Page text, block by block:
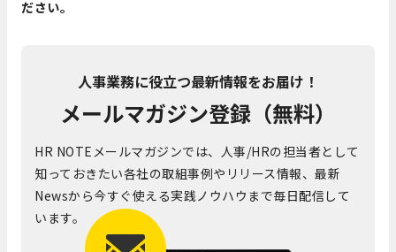
ださい。
人事業務に役立つ最新情報をお届け！
メールマガジン登録（無料）
HR NOTEメールマガジンでは、人事/HRの担当者として
知っておきたい各社の取組事例やリリース情報、最新
Newsから今すぐ使える実践ノウハウまで毎日配信して
います。